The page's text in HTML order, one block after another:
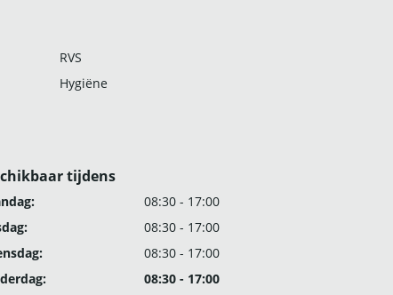
RVS
Hygiëne
tijdens
08:30 - 17:00
08:30 - 17:00
08:30 - 17:00
08:30 - 17:00